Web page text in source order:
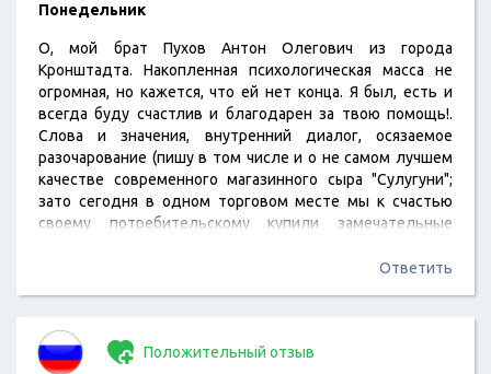
Понедельник
О, мой брат Пухов Антон Олегович из города
Кронштадта. Накопленная психологическая масса не
огромная, но кажется, что ей нет конца. Я был, есть и
всегда буду счастлив и благодарен за твою помощь!.
Слова и значения, внутренний диалог, осязаемое
разочарование (пишу в том числе и о не самом лучшем
качестве современного магазинного сыра "Сулугуни";
зато сегодня в одном торговом месте мы к счастью
своему потребительскому купили замечательные
премиального качества), поверхностное и ожидаемое
публичная писанина в последнее время признавалась
мною главным образом инструментом…
Ответить
Положительный отзыв